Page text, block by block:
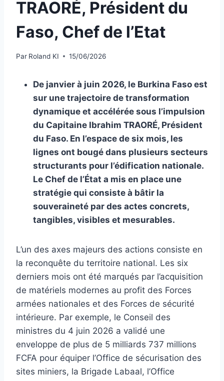
TRAORÉ, Président du
Faso, Chef de l’Etat
Par Roland KI 15/06/2026
De janvier à juin 2026, le Burkina Faso est
sur une trajectoire de transformation
dynamique et accélérée sous l’impulsion
du Capitaine Ibrahim TRAORÉ, Président
du Faso. En l’espace de six mois, les
lignes ont bougé dans plusieurs secteurs
structurants pour l’édification nationale.
Le Chef de l’État a mis en place une
stratégie qui consiste à bâtir la
souveraineté par des actes concrets,
tangibles, visibles et mesurables.
L’un des axes majeurs des actions consiste en
la reconquête du territoire national. Les six
derniers mois ont été marqués par l’acquisition
de matériels modernes au profit des Forces
armées nationales et des Forces de sécurité
intérieure. Par exemple, le Conseil des
ministres du 4 juin 2026 a validé une
enveloppe de plus de 5 milliards 737 millions
FCFA pour équiper l’Office de sécurisation des
sites miniers, la Brigade Labaal, l’Office